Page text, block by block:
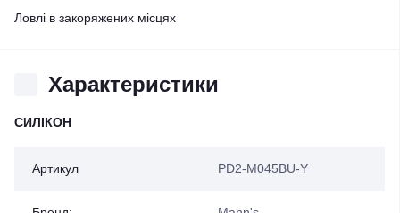
Ловлі в закоряжених місцях
Характеристики
СИЛІКОН
Артикул PD2-M045BU-Y